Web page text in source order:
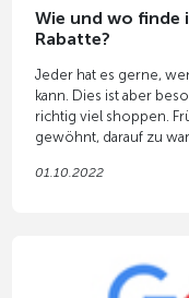
Wie und wo finde
Rabatte?
Jeder hat es gerne,
kann. Dies ist aber
richtig viel shoppen.
gewöhnt, darauf zu
Gefahr, dass der
01.10.2022